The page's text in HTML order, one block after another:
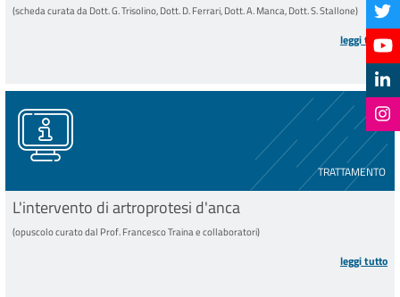
(scheda curata da Dott. G. Trisolino, Dott. D. Ferrari, Dott. A. Manca, Dott. S. Stallone)
leggi tutto
TRATTAMENTO
L'intervento di artroprotesi d'anca
(opuscolo curato dal Prof. Francesco Traina e collaboratori)
leggi tutto